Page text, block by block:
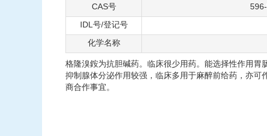
CAS号
IDL号/登记号
化学名称
格隆溴銨为抗胆碱药。临床很少用药。能选择性作用
抑制腺体分泌作用较强，临床多用于麻醉前给药，亦
商合作事宜。